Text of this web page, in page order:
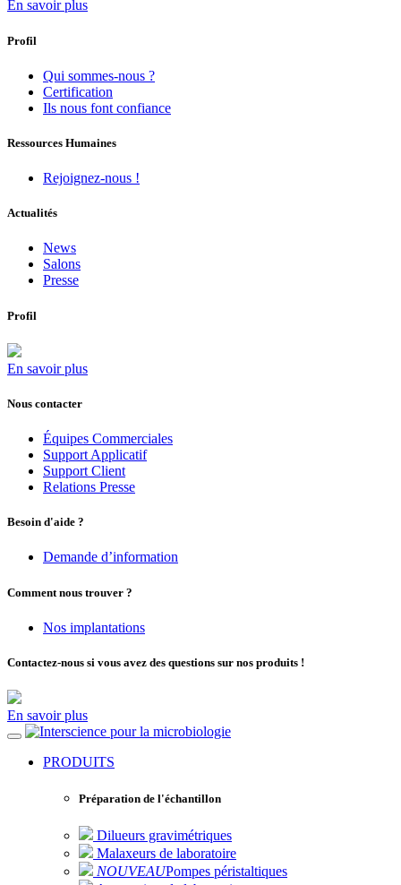
En savoir plus
Profil
Qui sommes-nous ?
Certification
Ils nous font confiance
Ressources Humaines
Rejoignez-nous !
Actualités
News
Salons
Presse
Profil
En savoir plus
Nous contacter
Équipes Commerciales
Support Applicatif
Support Client
Relations Presse
Besoin d'aide ?
Demande d’information
Comment nous trouver ?
Nos implantations
Contactez-nous si vous avez des questions sur nos produits !
En savoir plus
pour la microbiologie
PRODUITS
Préparation de l'échantillon
Dilueurs gravimétriques
Malaxeurs de laboratoire
NOUVEAUPompes péristaltiques